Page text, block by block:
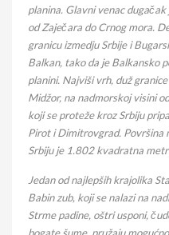
planina. Glavni venac
od Zaječara do Crnog mora.
granicu izmedju Srbije i
Balkan, tako da je Balkansko
planini. Najviši vrh, duž
Midžor, na nadmorskoj visini
koji se proteže kroz Srbiju
Pirot i Dimitrovgrad. Površina
Srbiju je 1.802 kvadratna
Jedan od najlepših krajolika
Babin zub, koji se nalazi na
Strme padine, oštri usponi,